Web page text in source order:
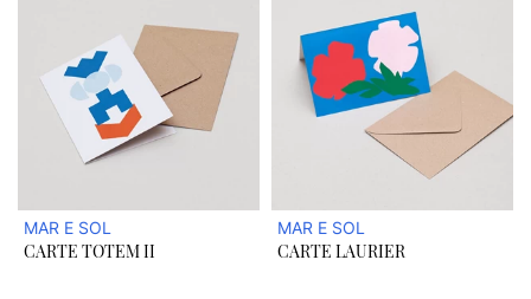
MAR E SOL
CARTE TOTEM II
MAR E SOL
CARTE LAURIER